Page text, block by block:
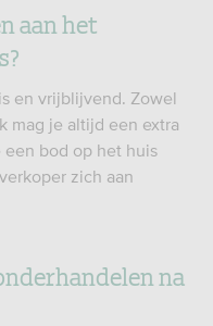
aan het
en vrijblijvend. Zowel
mag je altijd een extra
een bod op het huis
zich aan
na